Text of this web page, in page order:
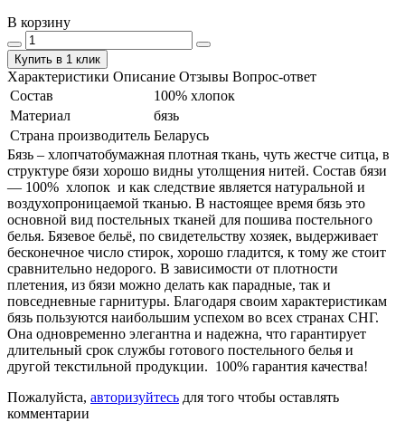
В корзину
Купить в 1 клик
Характеристики Описание Отзывы Вопрос-ответ
Состав
100% хлопок
Материал
бязь
Страна производитель Беларусь
Бязь – хлопчатобумажная плотная ткань, чуть жестче ситца, в
структуре бязи хорошо видны утолщения нитей. Состав бязи
― 100% хлопок и как следствие является натуральной и
воздухопроницаемой тканью. В настоящее время бязь это
основной вид постельных тканей для пошива постельного
белья. Бязевое бельё, по свидетельству хозяек, выдерживает
бесконечное число стирок, хорошо гладится, к тому же стоит
сравнительно недорого. В зависимости от плотности
плетения, из бязи можно делать как парадные, так и
повседневные гарнитуры. Благодаря своим характеристикам
бязь пользуются наибольшим успехом во всех странах СНГ.
Она одновременно элегантна и надежна, что гарантирует
длительный срок службы готового постельного белья и
другой текстильной продукции. 100% гарантия качества!
Пожалуйста, авторизуйтесь для того чтобы оставлять
комментарии